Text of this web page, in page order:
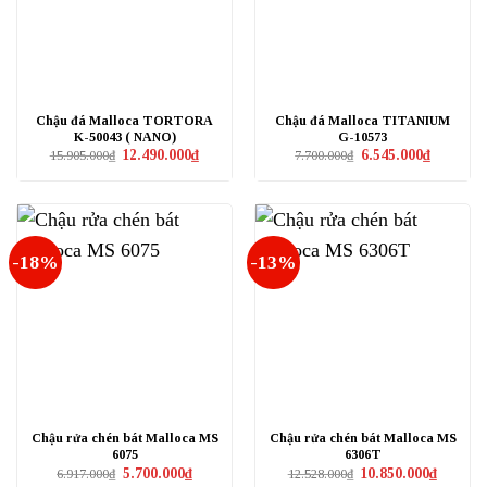
Chậu đá Malloca TORTORA
K-50043 ( NANO)
15.905.000₫ Giá
12.490.000₫Giá
hiện
12.490.000₫.
Chậu đá Malloca TITANIUM
G-10573
7.700.000₫ Giá
6.545.000₫Giá
hiện
-18%
Chậu rửa chén bát Malloca MS
6075
6.917.000₫ Giá
5.700.000₫Giá
-13%
Chậu rửa chén bát Malloca MS
6306T
12.528.000₫ Giá
10.850.000₫Giá